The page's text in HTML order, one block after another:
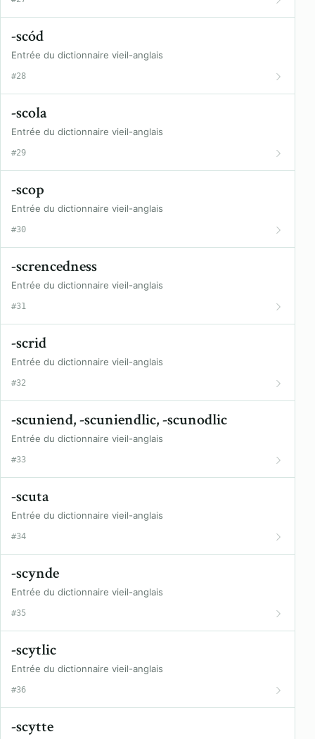
-scód
Entrée du dictionnaire vieil-anglais
#28
-scola
Entrée du dictionnaire vieil-anglais
#29
-scop
Entrée du dictionnaire vieil-anglais
#30
-screncedness
Entrée du dictionnaire vieil-anglais
#31
-scrid
Entrée du dictionnaire vieil-anglais
#32
-scuniend, -scuniendlic, -scunodlic
Entrée du dictionnaire vieil-anglais
#33
-scuta
Entrée du dictionnaire vieil-anglais
#34
-scynde
Entrée du dictionnaire vieil-anglais
#35
-scytlic
Entrée du dictionnaire vieil-anglais
#36
-scytte